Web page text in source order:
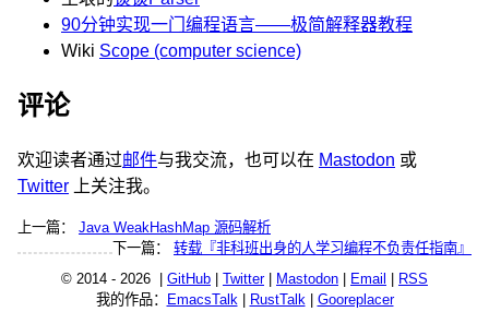
90分钟实现一门编程语言——极简解释器教程
Wiki Scope (computer science)
评论
欢迎读者通过邮件与我交流，也可以在 Mastodon 或
Twitter 上关注我。
上一篇： Java WeakHashMap 源码解析
下一篇： 转载『非科班出身的人学习编程不负责任指南』
© 2014 - 2026 | GitHub Twitter| Mastodon Email
RSS
我的作品：
EmacsTalk RustTalk Gooreplacer